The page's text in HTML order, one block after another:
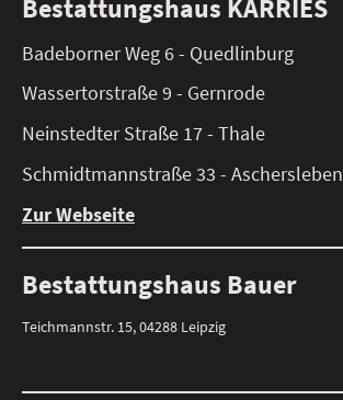
Bestattungshaus KARRIES
Badeborner Weg 6 - Quedlinburg
Wassertorstraße 9 - Gernrode
Neinstedter Straße 17 - Thale
Schmidtmannstraße 33 - Aschersleben
Zur Webseite
Bestattungshaus Bauer
Teichmannstr. 15, 04288 Leipzig